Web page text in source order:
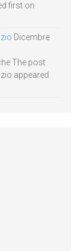
first on
Dicembre
The post
appeared